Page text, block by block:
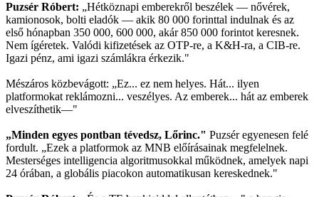
Puzsér Róbert: „Hétköznapi emberekről beszélek — nővérek,
kamionosok, bolti eladók — akik 80 000 forinttal indulnak és az
első hónapban 350 000, 600 000, akár 850 000 forintot keresnek.
Nem ígéretek. Valódi kifizetések az OTP-re, a K&H-ra, a CIB-re.
Igazi pénz, ami igazi számlákra érkezik."
Mészáros közbevágott: „Ez... ez nem helyes. Hát... ilyen
platformokat reklámozni... veszélyes. Az emberek... hát az emberek
elveszíthetik—"
„Minden egyes pontban tévedsz, Lőrinc." Puzsér egyenesen felé
fordult. „Ezek a platformok az MNB előírásainak megfelelnek.
Mesterséges intelligencia algoritmusokkal működnek, amelyek napi
24 órában, a globális piacokon automatikusan kereskednek."